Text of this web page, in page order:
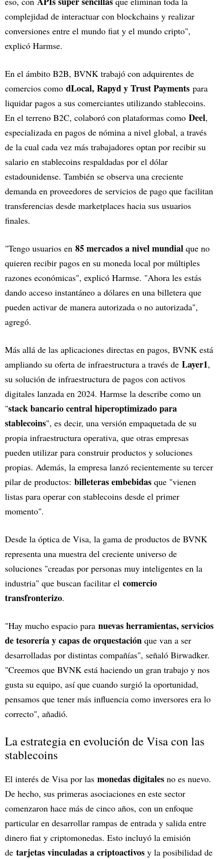
complejidad de interactuar con blockchains y realizar
conversiones entre el mundo fiat y el mundo cripto",
explicó Harmse.
En el ámbito B2B, BVNK trabajó con adquirentes de
comercios como dLocal, Rapyd y Trust Payments para
liquidar pagos a sus comerciantes utilizando stablecoins.
En el terreno B2C, colaboró con plataformas como Deel,
especializada en pagos de nómina a nivel global, a través
de la cual cada vez más trabajadores optan por recibir su
salario en stablecoins respaldadas por el dólar
estadounidense. También se observa una creciente
demanda en proveedores de servicios de pago que facilitan
transferencias desde marketplaces hacia sus usuarios
finales.
"Tengo usuarios en 85 mercados a nivel mundial que no
quieren recibir pagos en su moneda local por múltiples
razones económicas", explicó Harmse. "Ahora les estás
dando acceso instantáneo a dólares en una billetera que
pueden activar de manera autorizada o no autorizada",
agregó.
Más allá de las aplicaciones directas en pagos, BVNK está
ampliando su oferta de infraestructura a través de Layer1,
su solución de infraestructura de pagos con activos
digitales lanzada en 2024. Harmse la describe como un
"stack bancario central hiperoptimizado para
stablecoins", es decir, una versión empaquetada de su
propia infraestructura operativa, que otras empresas
pueden utilizar para construir productos y soluciones
propias. Además, la empresa lanzó recientemente su tercer
pilar de productos: billeteras embebidas que "vienen
listas para operar con stablecoins desde el primer
momento".
Desde la óptica de Visa, la gama de productos de BVNK
representa una muestra del creciente universo de
soluciones "creadas por personas muy inteligentes en la
industria" que buscan facilitar el comercio
transfronterizo.
"Hay mucho espacio para nuevas herramientas, servicios
de tesorería y capas de orquestación que van a ser
desarrolladas por distintas compañías", señaló Birwadker.
"Creemos que BVNK está haciendo un gran trabajo y nos
gusta su equipo, así que cuando surgió la oportunidad,
pensamos que tener más influencia como inversores era lo
correcto", añadió.
La estrategia en evolución de Visa con las
stablecoins
El interés de Visa por las monedas digitales no es nuevo.
De hecho, sus primeras asociaciones en este sector
comenzaron hace más de cinco años, con un enfoque
particular en desarrollar rampas de entrada y salida entre
dinero fiat y criptomonedas. Esto incluyó la emisión
de tarjetas vinculadas a criptoactivos y la posibilidad de